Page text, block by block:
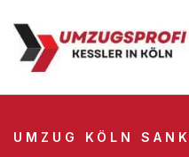
UMZUG KÖLN